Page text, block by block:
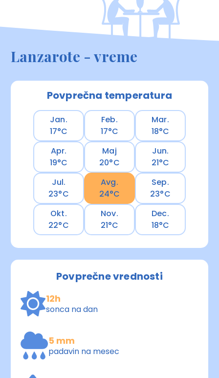
Lanzarote - vreme
Povprečna temperatura
Jan.
17°C
Feb.
17°C
Mar.
18°C
Apr.
19°C
Maj
20°C
Jun.
21°C
Jul.
23°C
Avg.
24°C
Sep.
23°C
Okt.
22°C
Nov.
21°C
Dec.
18°C
Povprečne vrednosti
12h
sonca na dan
5 mm
padavin na mesec